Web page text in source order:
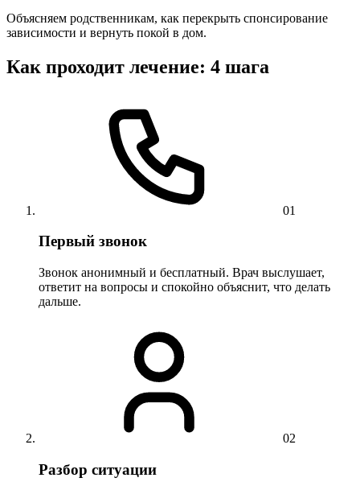
Объясняем родственникам, как перекрыть спонсирование
зависимости и вернуть покой в дом.
Как проходит лечение: 4 шага
01
Первый звонок
Звонок анонимный и бесплатный. Врач выслушает,
ответит на вопросы и спокойно объяснит, что делать
дальше.
02
Разбор ситуации